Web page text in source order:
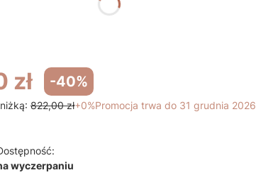
zł -40%
822,00 zł+0%Promocja trwa do 31 grudnia 2026
wyczerpaniu